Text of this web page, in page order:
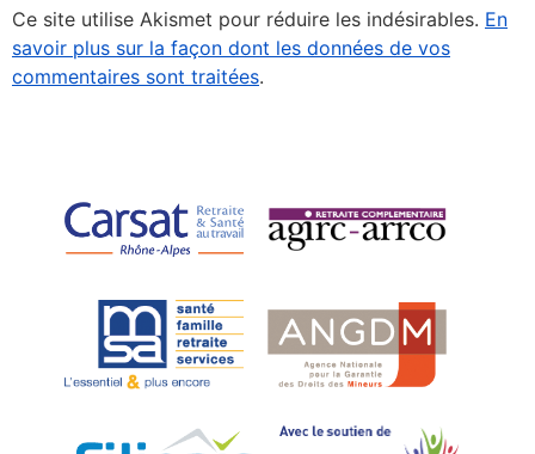
Ce site utilise Akismet pour réduire les indésirables. En
savoir plus sur la façon dont les données de vos
commentaires sont traitées.